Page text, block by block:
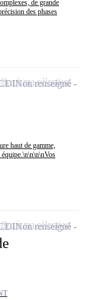
de grande
des phases
haut de gamme,
Non renseigné
à ma sélection
Non renseigné
à ma sélection